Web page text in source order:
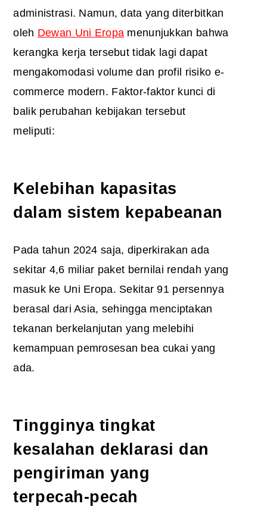
administrasi. Namun, data yang diterbitkan
oleh Dewan Uni Eropa menunjukkan bahwa
kerangka kerja tersebut tidak lagi dapat
mengakomodasi volume dan profil risiko e-
commerce modern. Faktor-faktor kunci di
balik perubahan kebijakan tersebut
meliputi:
Kelebihan kapasitas
dalam sistem kepabeanan
Pada tahun 2024 saja, diperkirakan ada
sekitar 4,6 miliar paket bernilai rendah yang
masuk ke Uni Eropa. Sekitar 91 persennya
berasal dari Asia, sehingga menciptakan
tekanan berkelanjutan yang melebihi
kemampuan pemrosesan bea cukai yang
ada.
Tingginya tingkat
kesalahan deklarasi dan
pengiriman yang
terpecah-pecah